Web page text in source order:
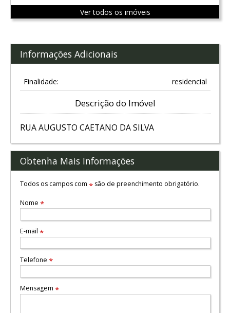
Ver todos os imóveis
Informações Adicionais
Finalidade: residencial
Descrição do Imóvel
RUA AUGUSTO CAETANO DA SILVA
Obtenha Mais Informações
Todos os campos com *são de preenchimento obrigatório.
Nome *
E-mail *
Telefone *
Mensagem *